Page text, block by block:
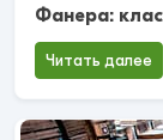
Фанера:
Читать далее